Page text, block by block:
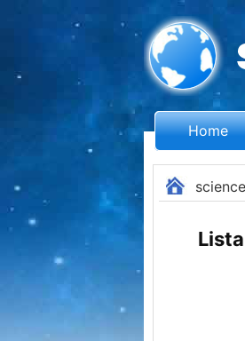
Home
science